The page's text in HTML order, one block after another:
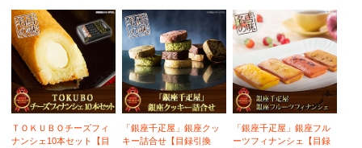
ＴＯＫＵＢＯチーズフィ
ナンシェ10本セット【目
「銀座千疋屋」銀座クッ
キー詰合せ【目録引換
「銀座千疋屋」銀座フル
ーツフィナンシェ【目録